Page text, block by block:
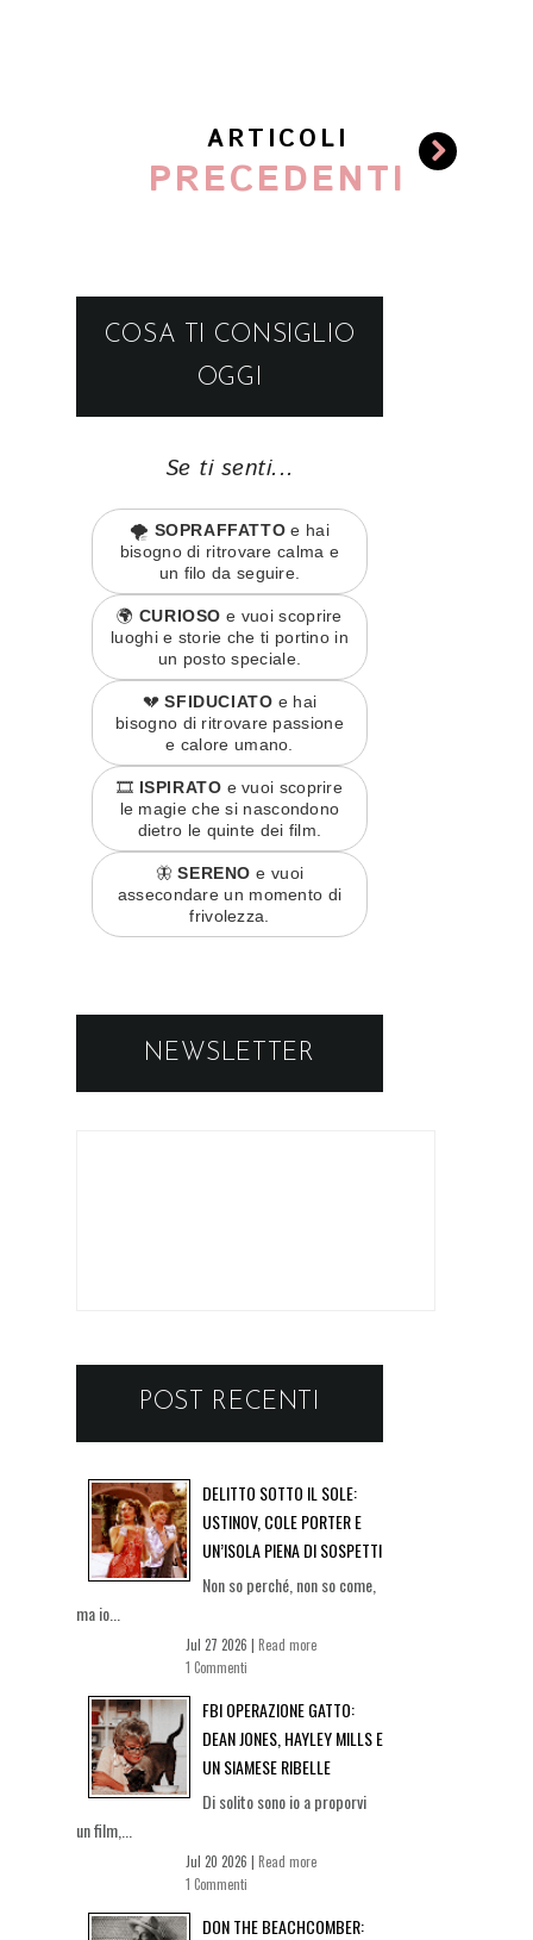
ARTICOLI
PRECEDENTI
COSA TI CONSIGLIO
OGGI
Se ti senti...
🌪️ SOPRAFFATTO e hai
bisogno di ritrovare calma e
un filo da seguire.
🌍 CURIOSO e vuoi scoprire
luoghi e storie che ti portino in
un posto speciale.
💔SFIDUCIATO e hai
bisogno di ritrovare passione
e calore umano.
🎞️ ISPIRATO e vuoi scoprire
le magie che si nascondono
dietro le quinte dei film.
🦋SERENO e vuoi
assecondare un momento di
frivolezza.
NEWSLETTER
POST RECENTI
DELITTO SOTTO IL SOLE:
USTINOV, COLE PORTER E
UN’ISOLA PIENA DI SOSPETTI
Non so perché, non so come,
ma io...
Jul 27 2026 | Read more
1 Commenti
FBI OPERAZIONE GATTO:
DEAN JONES, HAYLEY MILLS E
UN SIAMESE RIBELLE
Di solito sono io a proporvi
un film,...
Jul 20 2026 | Read more
1 Commenti
DON THE BEACHCOMBER: